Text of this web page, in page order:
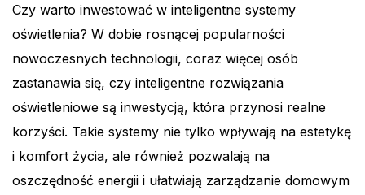
Czy warto inwestować w inteligentne systemy
oświetlenia? W dobie rosnącej popularności
nowoczesnych technologii, coraz więcej osób
zastanawia się, czy inteligentne rozwiązania
oświetleniowe są inwestycją, która przynosi realne
korzyści. Takie systemy nie tylko wpływają na estetykę
i komfort życia, ale również pozwalają na
oszczędność energii i ułatwiają zarządzanie domowym